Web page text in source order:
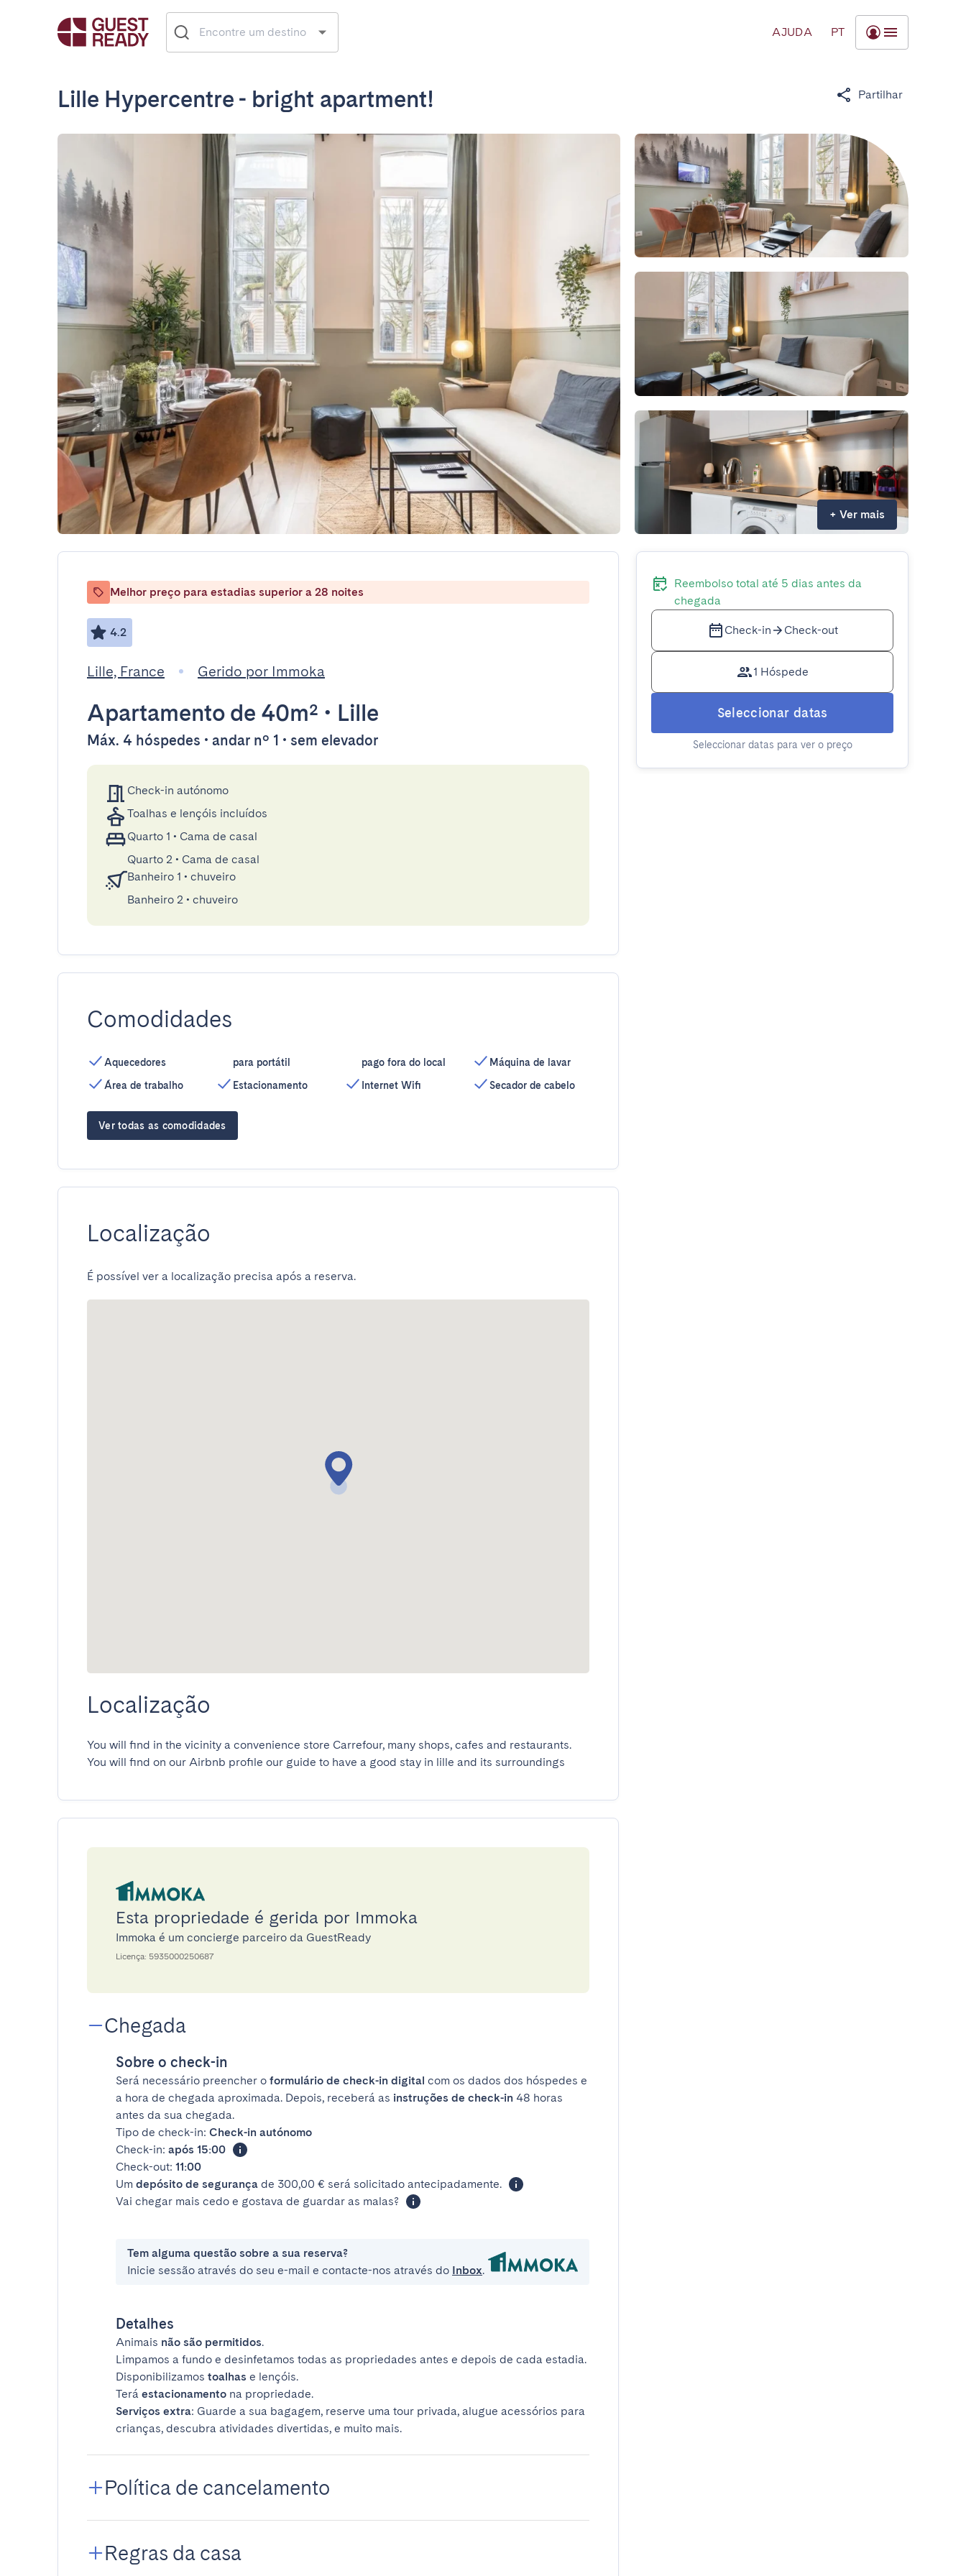
AJUDA PT
Lille Hypercentre - bright apartment! Partilhar
+ Ver mais
Melhor preço para estadias superior a 28 noites
4.2
Lille, France Gerido por Immoka
Apartamento de 40m² • Lille
Máx. 4 hóspedes • andar nº 1 • sem elevador
Check-in autónomo
Toalhas e lençóis incluídos
Quarto 1 • Cama de casal
Quarto 2 • Cama de casal
Banheiro 1 • chuveiro
Banheiro 2 • chuveiro
Comodidades
Aquecedores
Área de trabalho
para portátil
Estacionamento
pago fora do local
Internet Wifi
Máquina de lavar
Secador de cabelo
Ver todas as comodidades
Localização
É possível ver a localização precisa após a reserva.
Localização
You will find in the vicinity a convenience store Carrefour, many shops, cafes and restaurants.
You will find on our Airbnb profile our guide to have a good stay in lille and its surroundings
Esta propriedade é gerida por Immoka
Immoka é um concierge parceiro da GuestReady
Licença: 5935000250687
Chegada
Sobre o check-in
Será necessário preencher o formulário de check-in digital com os dados dos hóspedes e
a hora de chegada aproximada. Depois, receberá as instruções de check-in 48 horas
antes da sua chegada.
Tipo de check-in: Check-in autónomo
Check-in: após 15:00
Check-out: 11:00
Um depósito de segurança de 300,00 € será solicitado antecipadamente.
Vai chegar mais cedo e gostava de guardar as malas?
Tem alguma questão sobre a sua reserva?
Inicie sessão através do seu e-mail e contacte-nos através do Inbox.
Detalhes
Animais não são permitidos.
Limpamos a fundo e desinfetamos todas as propriedades antes e depois de cada estadia.
Disponibilizamos toalhas e lençóis.
Terá estacionamento na propriedade.
Serviços extra: Guarde a sua bagagem, reserve uma tour privada, alugue acessórios para
crianças, descubra atividades divertidas, e muito mais.
Política de cancelamento
Regras da casa
Reembolso total até 5 dias antes da
chegada
Check-in Check-out
1 Hóspede
Seleccionar datas
Seleccionar datas para ver o preço